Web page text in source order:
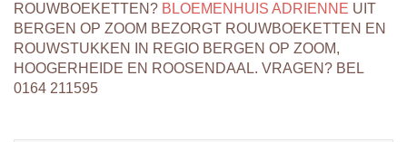
ROUWBOEKETTEN? BLOEMENHUIS ADRIENNE UIT
BERGEN OP ZOOM BEZORGT ROUWBOEKETTEN EN
ROUWSTUKKEN IN REGIO BERGEN OP ZOOM,
HOOGERHEIDE EN ROOSENDAAL. VRAGEN? BEL
0164 211595